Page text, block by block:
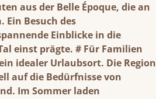
aus der Belle Époque, die an
Ein Besuch des
Einblicke in die
einst prägte. # Für Familien
idealer Urlaubsort. Die Region
auf die Bedürfnisse von
Im Sommer laden